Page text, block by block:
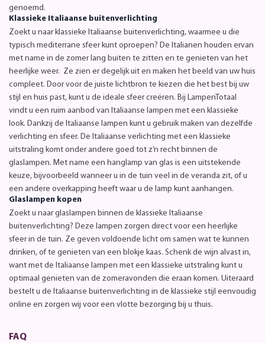
genoemd.
Klassieke Italiaanse buitenverlichting
Zoekt u naar klassieke Italiaanse buitenverlichting, waarmee u die
typisch mediterrane sfeer kunt oproepen? De Italianen houden ervan
met name in de zomer lang buiten te zitten en te genieten van het
heerlijke weer. Ze zien er degelijk uit en maken het beeld van uw huis
compleet. Door voor de juiste lichtbron te kiezen die het best bij uw
stijl en huis past, kunt u de ideale sfeer creëren. Bij LampenTotaal
vindt u een ruim aanbod van Italiaanse lampen met een klassieke
look. Dankzij de Italiaanse lampen kunt u gebruik maken van dezelfde
verlichting en sfeer. De Italiaanse verlichting met een klassieke
uitstraling komt onder andere goed tot z’n recht binnen de
glaslampen. Met name een hanglamp van glas is een uitstekende
keuze, bijvoorbeeld wanneer u in de tuin veel in de veranda zit, of u
een andere overkapping heeft waar u de lamp kunt aanhangen.
Glaslampen kopen
Zoekt u naar glaslampen binnen de klassieke Italiaanse
buitenverlichting? Deze lampen zorgen direct voor een heerlijke
sfeer in de tuin. Ze geven voldoende licht om samen wat te kunnen
drinken, of te genieten van een blokje kaas. Schenk de wijn alvast in,
want met de Italiaanse lampen met een klassieke uitstraling kunt u
optimaal genieten van de zomeravonden die eraan komen. Uiteraard
bestelt u de Italiaanse buitenverlichting in de klassieke stijl eenvoudig
online en zorgen wij voor een vlotte bezorging bij u thuis.
FAQ